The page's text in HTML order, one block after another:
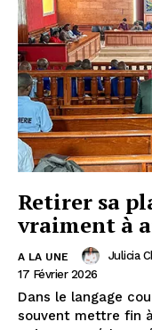
Retirer sa
vraiment à
A LA UNE Julicia
17 Février 2026
Dans le langage
souvent mettre fin